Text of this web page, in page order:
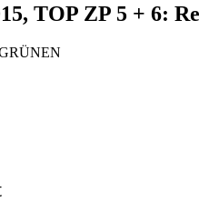
TOP ZP 5 + 6: